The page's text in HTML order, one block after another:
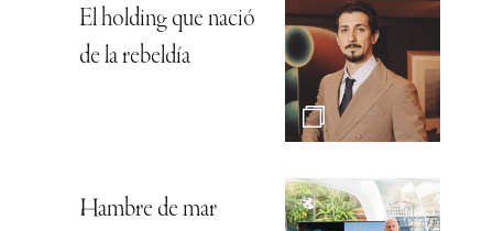
El holding que nació
de la rebeldía
Hambre de mar